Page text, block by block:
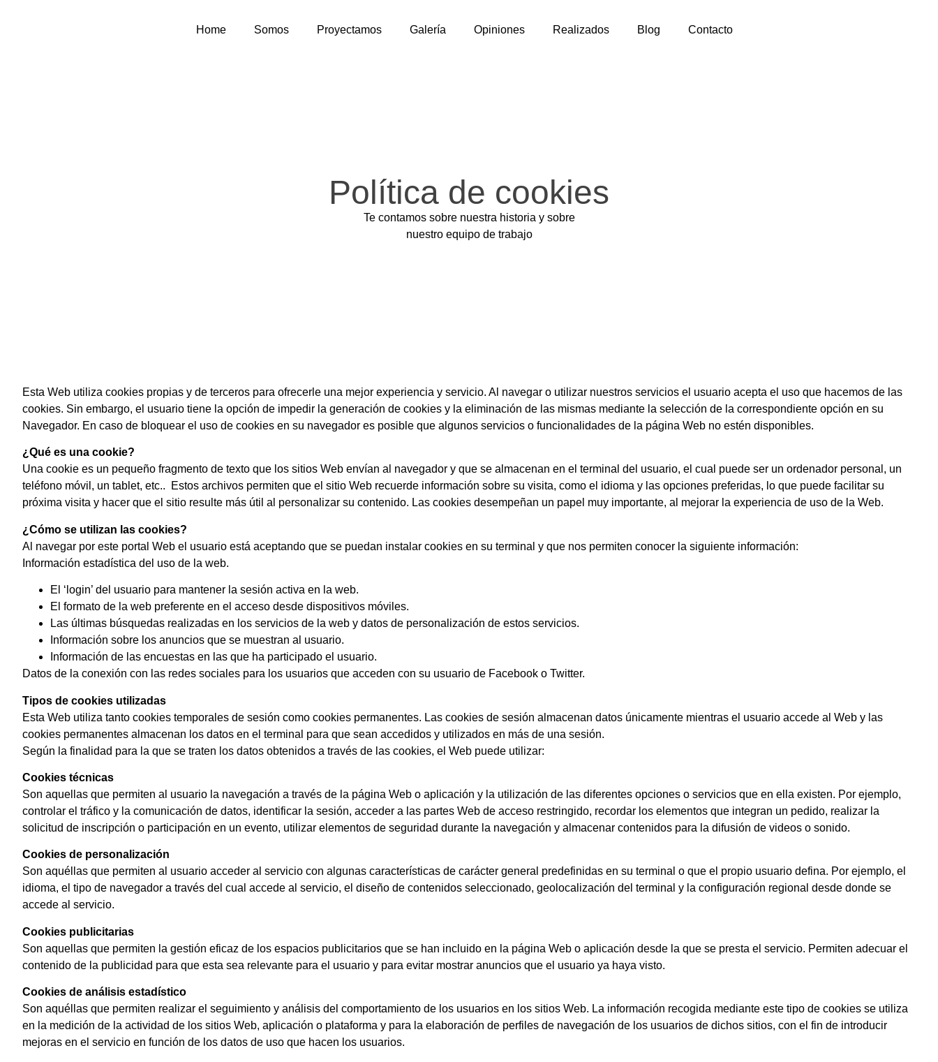
Home Somos Proyectamos Galería Opiniones Realizados Blog Contacto
Política de cookies
Te contamos sobre nuestra historia y sobre
nuestro equipo de trabajo
Esta Web utiliza cookies propias y de terceros para ofrecerle una mejor experiencia y servicio. Al navegar o utilizar nuestros servicios el usuario acepta el uso que hacemos de las
cookies. Sin embargo, el usuario tiene la opción de impedir la generación de cookies y la eliminación de las mismas mediante la selección de la correspondiente opción en su
Navegador. En caso de bloquear el uso de cookies en su navegador es posible que algunos servicios o funcionalidades de la página Web no estén disponibles.
¿Qué es una cookie?
Una cookie es un pequeño fragmento de texto que los sitios Web envían al navegador y que se almacenan en el terminal del usuario, el cual puede ser un ordenador personal, un
teléfono móvil, un tablet, etc.. Estos archivos permiten que el sitio Web recuerde información sobre su visita, como el idioma y las opciones preferidas, lo que puede facilitar su
próxima visita y hacer que el sitio resulte más útil al personalizar su contenido. Las cookies desempeñan un papel muy importante, al mejorar la experiencia de uso de la Web.
¿Cómo se utilizan las cookies?
Al navegar por este portal Web el usuario está aceptando que se puedan instalar cookies en su terminal y que nos permiten conocer la siguiente información:
Información estadística del uso de la web.
El ‘login’ del usuario para mantener la sesión activa en la web.
El formato de la web preferente en el acceso desde dispositivos móviles.
Las últimas búsquedas realizadas en los servicios de la web y datos de personalización de estos servicios.
Información sobre los anuncios que se muestran al usuario.
Información de las encuestas en las que ha participado el usuario.
Datos de la conexión con las redes sociales para los usuarios que acceden con su usuario de Facebook o Twitter.
Tipos de cookies utilizadas
Esta Web utiliza tanto cookies temporales de sesión como cookies permanentes. Las cookies de sesión almacenan datos únicamente mientras el usuario accede al Web y las
cookies permanentes almacenan los datos en el terminal para que sean accedidos y utilizados en más de una sesión.
Según la finalidad para la que se traten los datos obtenidos a través de las cookies, el Web puede utilizar:
Cookies técnicas
Son aquellas que permiten al usuario la navegación a través de la página Web o aplicación y la utilización de las diferentes opciones o servicios que en ella existen. Por ejemplo,
controlar el tráfico y la comunicación de datos, identificar la sesión, acceder a las partes Web de acceso restringido, recordar los elementos que integran un pedido, realizar la
solicitud de inscripción o participación en un evento, utilizar elementos de seguridad durante la navegación y almacenar contenidos para la difusión de videos o sonido.
Cookies de personalización
Son aquéllas que permiten al usuario acceder al servicio con algunas características de carácter general predefinidas en su terminal o que el propio usuario defina. Por ejemplo, el
idioma, el tipo de navegador a través del cual accede al servicio, el diseño de contenidos seleccionado, geolocalización del terminal y la configuración regional desde donde se
accede al servicio.
Cookies publicitarias
Son aquellas que permiten la gestión eficaz de los espacios publicitarios que se han incluido en la página Web o aplicación desde la que se presta el servicio. Permiten adecuar el
contenido de la publicidad para que esta sea relevante para el usuario y para evitar mostrar anuncios que el usuario ya haya visto.
Cookies de análisis estadístico
Son aquéllas que permiten realizar el seguimiento y análisis del comportamiento de los usuarios en los sitios Web. La información recogida mediante este tipo de cookies se utiliza
en la medición de la actividad de los sitios Web, aplicación o plataforma y para la elaboración de perfiles de navegación de los usuarios de dichos sitios, con el fin de introducir
mejoras en el servicio en función de los datos de uso que hacen los usuarios.